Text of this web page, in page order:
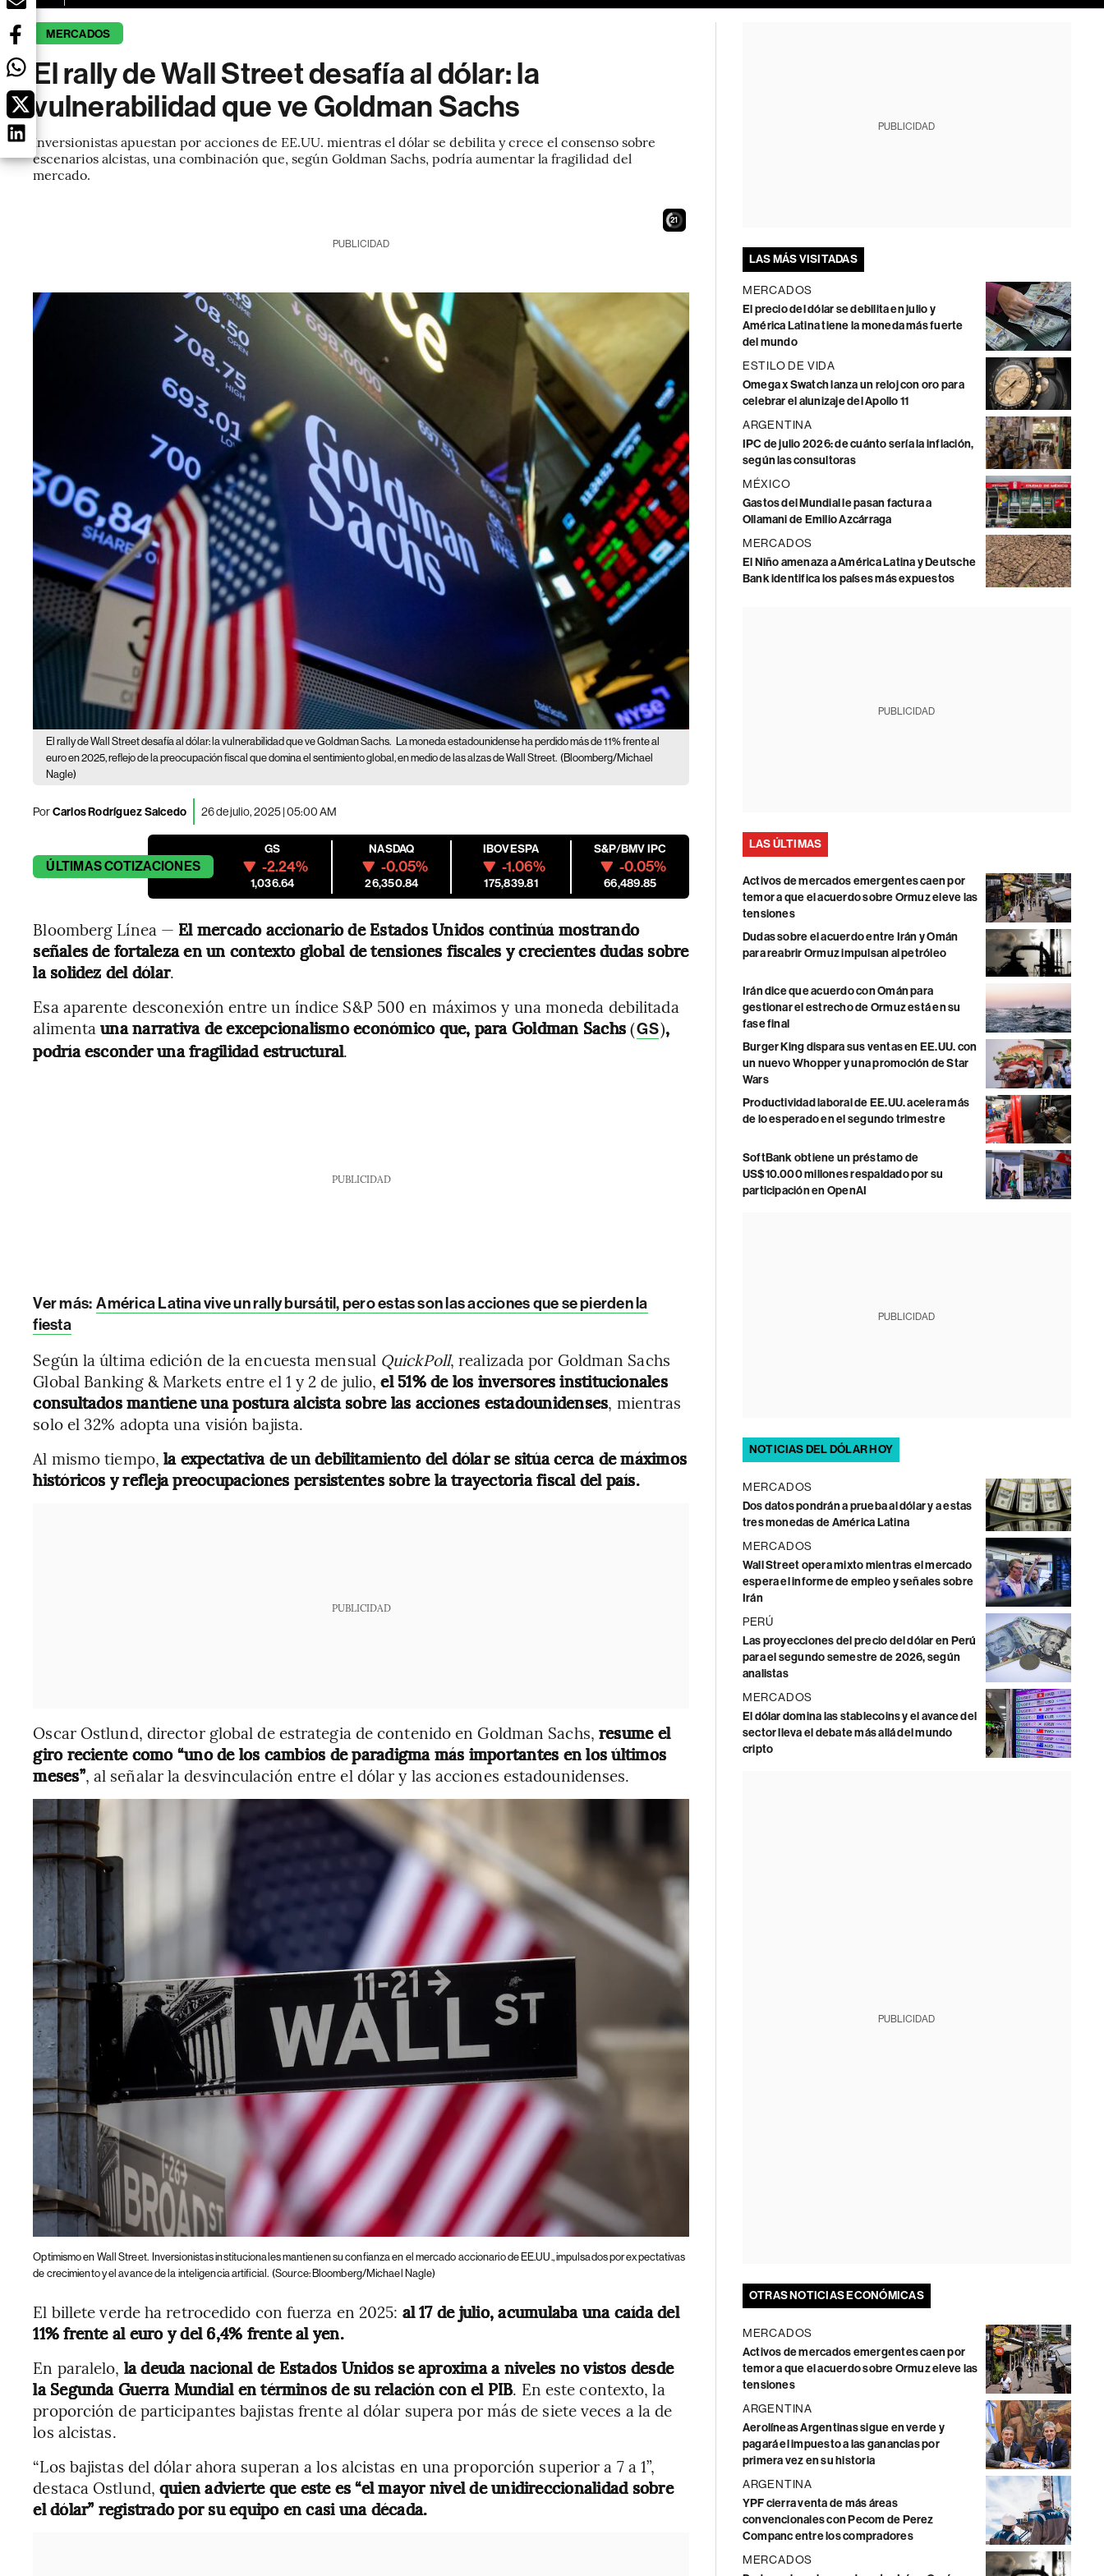
MERCADOS
El rally de Wall Street desafía al dólar: la
vulnerabilidad que ve Goldman Sachs
Inversionistas apuestan por acciones de EE.UU. mientras el dólar se debilita y crece el consenso sobre
escenarios alcistas, una combinación que, según Goldman Sachs, podría aumentar la fragilidad del
mercado.
19
PUBLICIDAD
El rally de Wall Street desafía al dólar: la vulnerabilidad que ve Goldman Sachs. La moneda estadounidense ha perdido más de 11% frente al
euro en 2025, reflejo de la preocupación fiscal que domina el sentimiento global, en medio de las alzas de Wall Street. (Bloomberg/Michael
Nagle)
PorCarlos Rodríguez Salcedo 26 de julio, 2025 | 05:00 AM
ÚLTIMASCOTIZACIONES
GS
-2.24%
1,036.64
NASDAQ
-0.05%
26,350.84
IBOVESPA
-1.06%
175,839.81
S&P/BMV IPC
-0.05%
66,489.85
Bloomberg Línea — El mercado accionario de Estados Unidos continúa mostrando
señales de fortaleza en un contexto global de tensiones fiscales y crecientes dudas sobre
la solidez del dólar.
Esa aparente desconexión entre un índice S&P 500 en máximos y una moneda debilitada
alimentauna narrativa de excepcionalismo económico que, para Goldman Sachs(GS),
podría esconder una fragilidad estructural.
PUBLICIDAD
Ver más: América Latina vive un rally bursátil, pero estas son las acciones que se pierden la
fiesta
Según la última edición de la encuesta mensual QuickPoll, realizada por Goldman Sachs
Global Banking & Markets entre el 1 y 2 de julio,el 51% de los inversores institucionales
consultados mantiene una postura alcista sobre las acciones estadounidenses, mientras
solo el 32% adopta una visión bajista.
Al mismo tiempo,la expectativa de un debilitamiento del dólar se sitúa cerca de máximos
históricos y refleja preocupaciones persistentes sobre la trayectoria fiscal del país.
PUBLICIDAD
Oscar Ostlund, director global de estrategia de contenido en Goldman Sachs, resume el
giro reciente como “uno de los cambios de paradigma más importantes en los últimos
meses”, al señalar la desvinculación entre el dólar y las acciones estadounidenses.
Optimismo en Wall Street. Inversionistas institucionales mantienen su confianza en el mercado accionario de EE.UU., impulsados por expectativas
de crecimiento y el avance de la inteligencia artificial. (Source: Bloomberg/Michael Nagle)
El billete verde ha retrocedido con fuerza en 2025: al 17 de julio, acumulaba una caída del
11% frente al euro y del 6,4% frente al yen.
En paralelo, la deuda nacional de Estados Unidos se aproxima a niveles no vistos desde
la Segunda Guerra Mundial en términos de su relación con el PIB. En este contexto, la
proporción de participantes bajistas frente al dólar supera por más de siete veces a la de
los alcistas.
“Los bajistas del dólar ahora superan a los alcistas en una proporción superior a 7 a 1”,
destaca Ostlund,quien advierte que este es “el mayor nivel de unidireccionalidad sobre
el dólar” registrado por su equipo en casi una década.
PUBLICIDAD
LAS MÁS VISITADAS
MERCADOS
El precio del dólar se debilita en julio y
América Latina tiene la moneda más fuerte
del mundo
ESTILO DE VIDA
Omega x Swatch lanza un reloj con oro para
celebrar el alunizaje del Apollo 11
ARGENTINA
IPC de julio 2026: de cuánto sería la inflación,
según las consultoras
MÉXICO
Gastos del Mundial le pasan factura a
Ollamani de Emilio Azcárraga
MERCADOS
El Niño amenaza a América Latina y Deutsche
Bank identifica los países más expuestos
PUBLICIDAD
LAS ÚLTIMAS
Activos de mercados emergentes caen por
temor a que el acuerdo sobre Ormuz eleve las
tensiones
Dudas sobre el acuerdo entre Irán y Omán
para reabrir Ormuz impulsan al petróleo
Irán dice que acuerdo con Omán para
gestionar el estrecho de Ormuz está en su
fase final
Burger King dispara sus ventas en EE.UU. con
un nuevo Whopper y una promoción de Star
Wars
Productividad laboral de EE.UU. acelera más
de lo esperado en el segundo trimestre
SoftBank obtiene un préstamo de
US$10.000 millones respaldado por su
participación en OpenAI
PUBLICIDAD
NOTICIAS DEL DÓLAR HOY
MERCADOS
Dos datos pondrán a prueba al dólar y a estas
tres monedas de América Latina
MERCADOS
Wall Street opera mixto mientras el mercado
espera el informe de empleo y señales sobre
Irán
PERÚ
Las proyecciones del precio del dólar en Perú
para el segundo semestre de 2026, según
analistas
MERCADOS
El dólar domina las stablecoins y el avance del
sector lleva el debate más allá del mundo
cripto
PUBLICIDAD
OTRAS NOTICIAS ECONÓMICAS
MERCADOS
Activos de mercados emergentes caen por
temor a que el acuerdo sobre Ormuz eleve las
tensiones
ARGENTINA
Aerolíneas Argentinas sigue en verde y
pagará el impuesto a las ganancias por
primera vez en su historia
ARGENTINA
YPF cierra venta de más áreas
convencionales con Pecom de Perez
Companc entre los compradores
MERCADOS